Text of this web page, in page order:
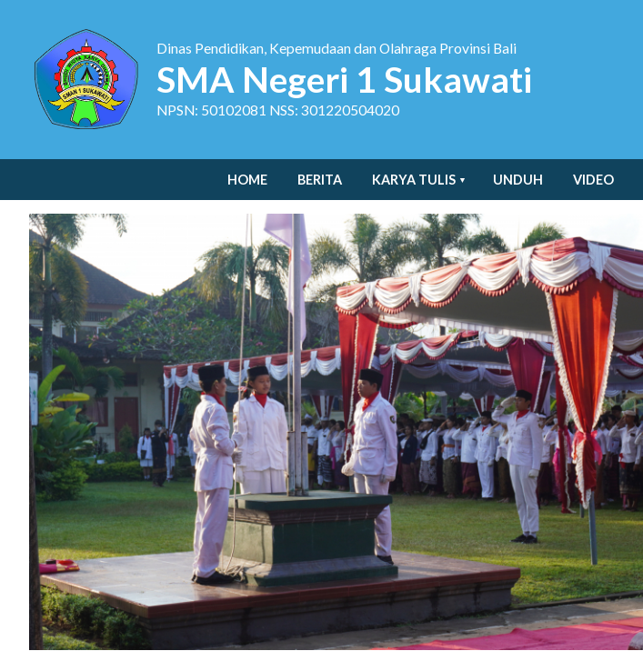
Dinas Pendidikan, Kepemudaan dan Olahraga Provinsi Bali
SMA Negeri 1 Sukawati
NPSN: 50102081 NSS: 301220504020
HOME BERITA KARYA TULIS UNDUH VIDEO